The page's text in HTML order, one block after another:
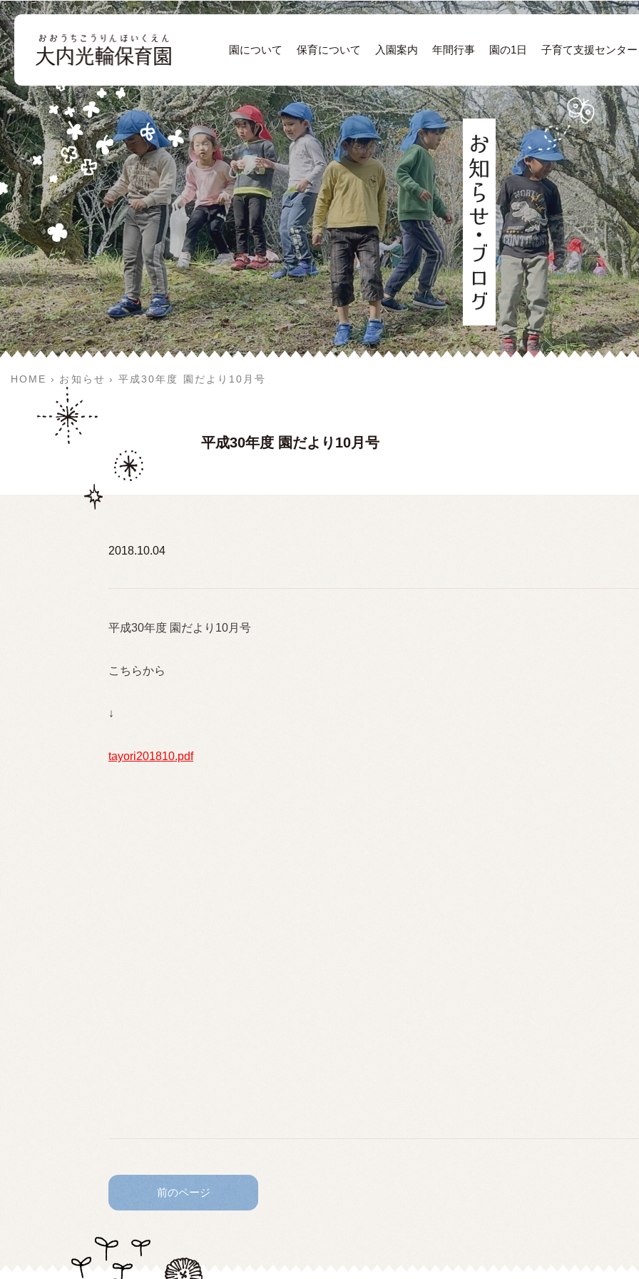
園について 保育について 入園案内 年間行事 園の1日 子育て支援センター
HOME お知らせ 平成30年度 園だより10月号
平成30年度 園だより10月号
2018.10.04
平成30年度 園だより10月号
こちらから
↓
tayori201810.pdf
前のページ